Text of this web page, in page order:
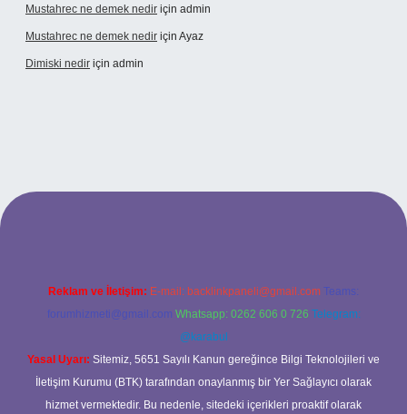
Mustahrec ne demek nedir için admin
Mustahrec ne demek nedir için Ayaz
Dimiski nedir için admin
güncel adresi
Reklam ve İletişim: E-mail: backlinkpaneli@gmail.com Teams:
forumhizmeti@gmail.com Whatsapp: 0262 606 0 726 Telegram:
@karabul
Yasal Uyarı: Sitemiz, 5651 Sayılı Kanun gereğince Bilgi Teknolojileri ve
İletişim Kurumu (BTK) tarafından onaylanmış bir Yer Sağlayıcı olarak
hizmet vermektedir. Bu nedenle, sitedeki içerikleri proaktif olarak